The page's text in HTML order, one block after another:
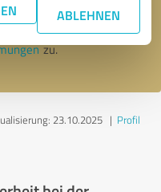
ABLEHNEN
zu.
23.10.2025| Profil